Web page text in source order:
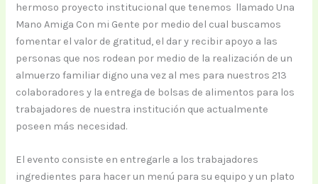
hermoso proyecto institucional que tenemos llamado Una
Mano Amiga Con mi Gente por medio del cual buscamos
fomentar el valor de gratitud, el dar y recibir apoyo a las
personas que nos rodean por medio de la realización de un
almuerzo familiar digno una vez al mes para nuestros 213
colaboradores y la entrega de bolsas de alimentos para los
trabajadores de nuestra institución que actualmente
poseen más necesidad.
El evento consiste en entregarle a los trabajadores
ingredientes para hacer un menú para su equipo y un plato